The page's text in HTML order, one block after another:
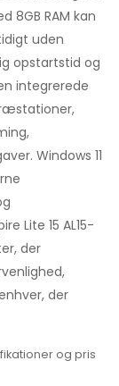
8GB RAM kan
uden
opstartstid og
integrerede
Windows 11
Lite 15 AL15-
der
der
og pris